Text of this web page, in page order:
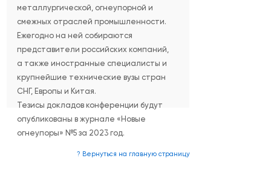
? Вернуться на главную страницу
металлургической, огнеупорной и
смежных отраслей промышленности.
Ежегодно на ней собираются
представители российских компаний,
а также иностранные специалисты и
крупнейшие технические вузы стран
СНГ, Европы и Китая.
Тезисы докладов конференции будут
опубликованы в журнале «Новые
огнеупоры» №5 за 2023 год.